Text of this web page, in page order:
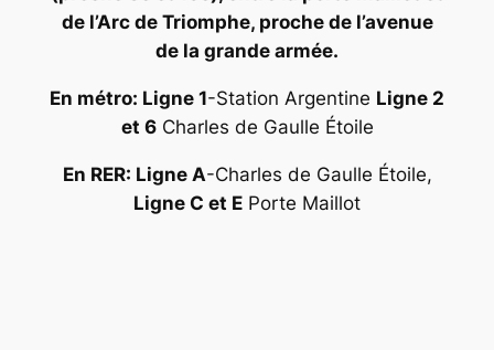
de l’Arc de Triomphe, proche de l’avenue
de la grande armée.
En métro: Ligne 1-Station Argentine Ligne 2
et 6Charles de Gaulle Étoile
En RER: Ligne A-Charles de Gaulle Étoile,
Ligne C et E Porte Maillot